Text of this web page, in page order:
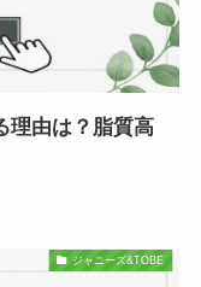
理由は？脂質高
ジャニーズ&TOBE